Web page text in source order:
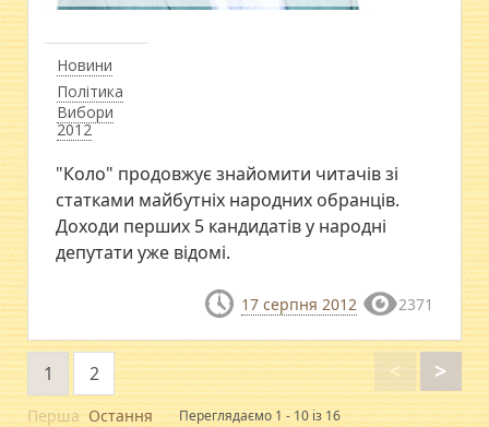
Новини
Політика
Вибори
2012
"Коло" продовжує знайомити читачів зі
статками майбутніх народних обранців.
Доходи перших 5 кандидатів у народні
депутати уже відомі.
17 серпня 2012 2371
Перша
<
1 2 >
Остання Переглядаємо 1 - 10 із 16